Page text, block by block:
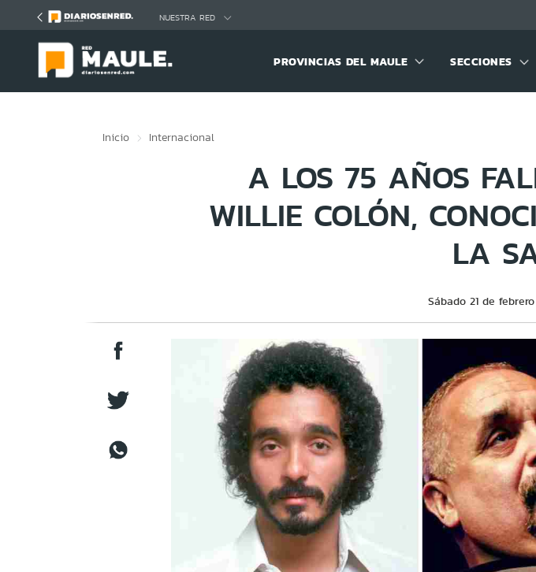
NUESTRA RED
PROVINCIAS DEL MAULE SECCIONES
Inicio Internacional
A LOS 75 AÑOS
WILLIE COLÓN,
LA
Sábado 21 de